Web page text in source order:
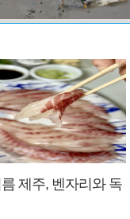
제주, 벤자리와 독